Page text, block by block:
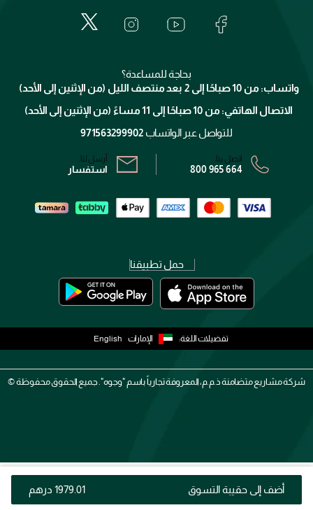
أضف إلى حقيبة التسوق ⁦1979.01⁩ درهم
الإرجاع
خدمات المعارض
برنامج الولاء ميوز
الشروط و الأحكام
سياسة الخصوصية
بحاجة للمساعدة؟
واتساب: من 10 صباحًا إلى 2 بعد منتصف الليل (من الإثنين إلى الأحد)
الاتصال الهاتفي: من 10 صباحًا إلى 11 مساءً (من الإثنين إلى الأحد)
للتواصل عبر الواتساب 971563299902
اتصل بنا:
800 965 664
أرسل لنا:
استفسار
حمل تطبيقنا
تفضيلات اللغة: الإمارات English
شركة مشاريع متضامنة ذ.م.م، المعروفة تجارياً باسم "وجوه". جميع الحقوق محفوظة ©